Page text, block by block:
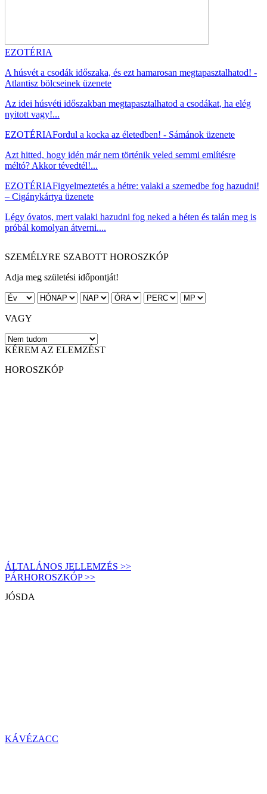
EZOTÉRIA
A húsvét a csodák időszaka, és ezt hamarosan megtapasztalhatod! -
Atlantisz bölcseinek üzenete
Az idei húsvéti időszakban megtapasztalhatod a csodákat, ha elég
nyitott vagy!...
EZOTÉRIAFordul a kocka az életedben! - Sámánok üzenete
Azt hitted, hogy idén már nem történik veled semmi említésre
méltó? Akkor tévedtél!...
EZOTÉRIAFigyelmeztetés a hétre: valaki a szemedbe fog hazudni!
– Cigánykártya üzenete
Légy óvatos, mert valaki hazudni fog neked a héten és talán meg is
próbál komolyan átverni....
SZEMÉLYRE SZABOTT HOROSZKÓP
Adja meg születési időpontját!
VAGY
KÉREM AZ ELEMZÉST
HOROSZKÓP
ÁLTALÁNOS JELLEMZÉS >>
PÁRHOROSZKÓP >>
JÓSDA
KÁVÉZACC